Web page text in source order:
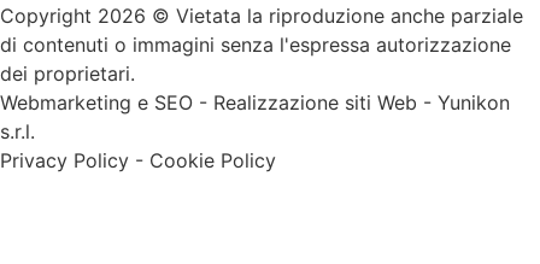
Copyright 2026 © Vietata la riproduzione anche parziale
di contenuti o immagini senza l'espressa autorizzazione
dei proprietari.
Webmarketing e SEO - Realizzazione siti Web - Yunikon
s.r.l.
Privacy Policy - Cookie Policy